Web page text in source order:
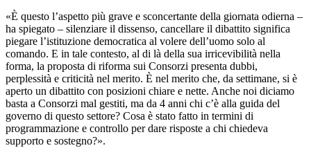
«È questo l’aspetto più grave e sconcertante della giornata odierna –
ha spiegato – silenziare il dissenso, cancellare il dibattito significa
piegare l’istituzione democratica al volere dell’uomo solo al
comando. E in tale contesto, al di là della sua irricevibilità nella
forma, la proposta di riforma sui Consorzi presenta dubbi,
perplessità e criticità nel merito. È nel merito che, da settimane, si è
aperto un dibattito con posizioni chiare e nette. Anche noi diciamo
basta a Consorzi mal gestiti, ma da 4 anni chi c’è alla guida del
governo di questo settore? Cosa è stato fatto in termini di
programmazione e controllo per dare risposte a chi chiedeva
supporto e sostegno?».